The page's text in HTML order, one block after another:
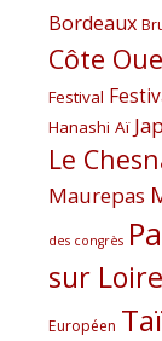
Bordeaux
Côte
Festival
Hanashi Aï
Le
Maurepas
des congrès
sur Loire
Européen